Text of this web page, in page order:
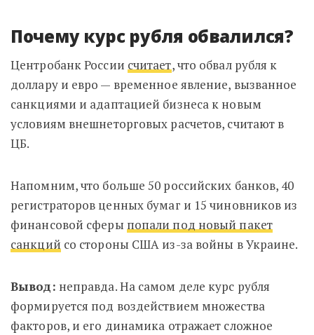
Почему курс рубля обвалился?
Центробанк России считает, что обвал рубля к
доллару и евро — временное явление, вызванное
санкциями и адаптацией бизнеса к новым
условиям внешнеторговых расчетов, считают в
ЦБ.
Напомним, что больше 50 российских банков, 40
регистраторов ценных бумаг и 15 чиновников из
финансовой сферы попали под новый пакет
санкций со стороны США из-за войны в Украине.
Вывод: неправда. На самом деле курс рубля
формируется под воздействием множества
факторов, и его динамика отражает сложное